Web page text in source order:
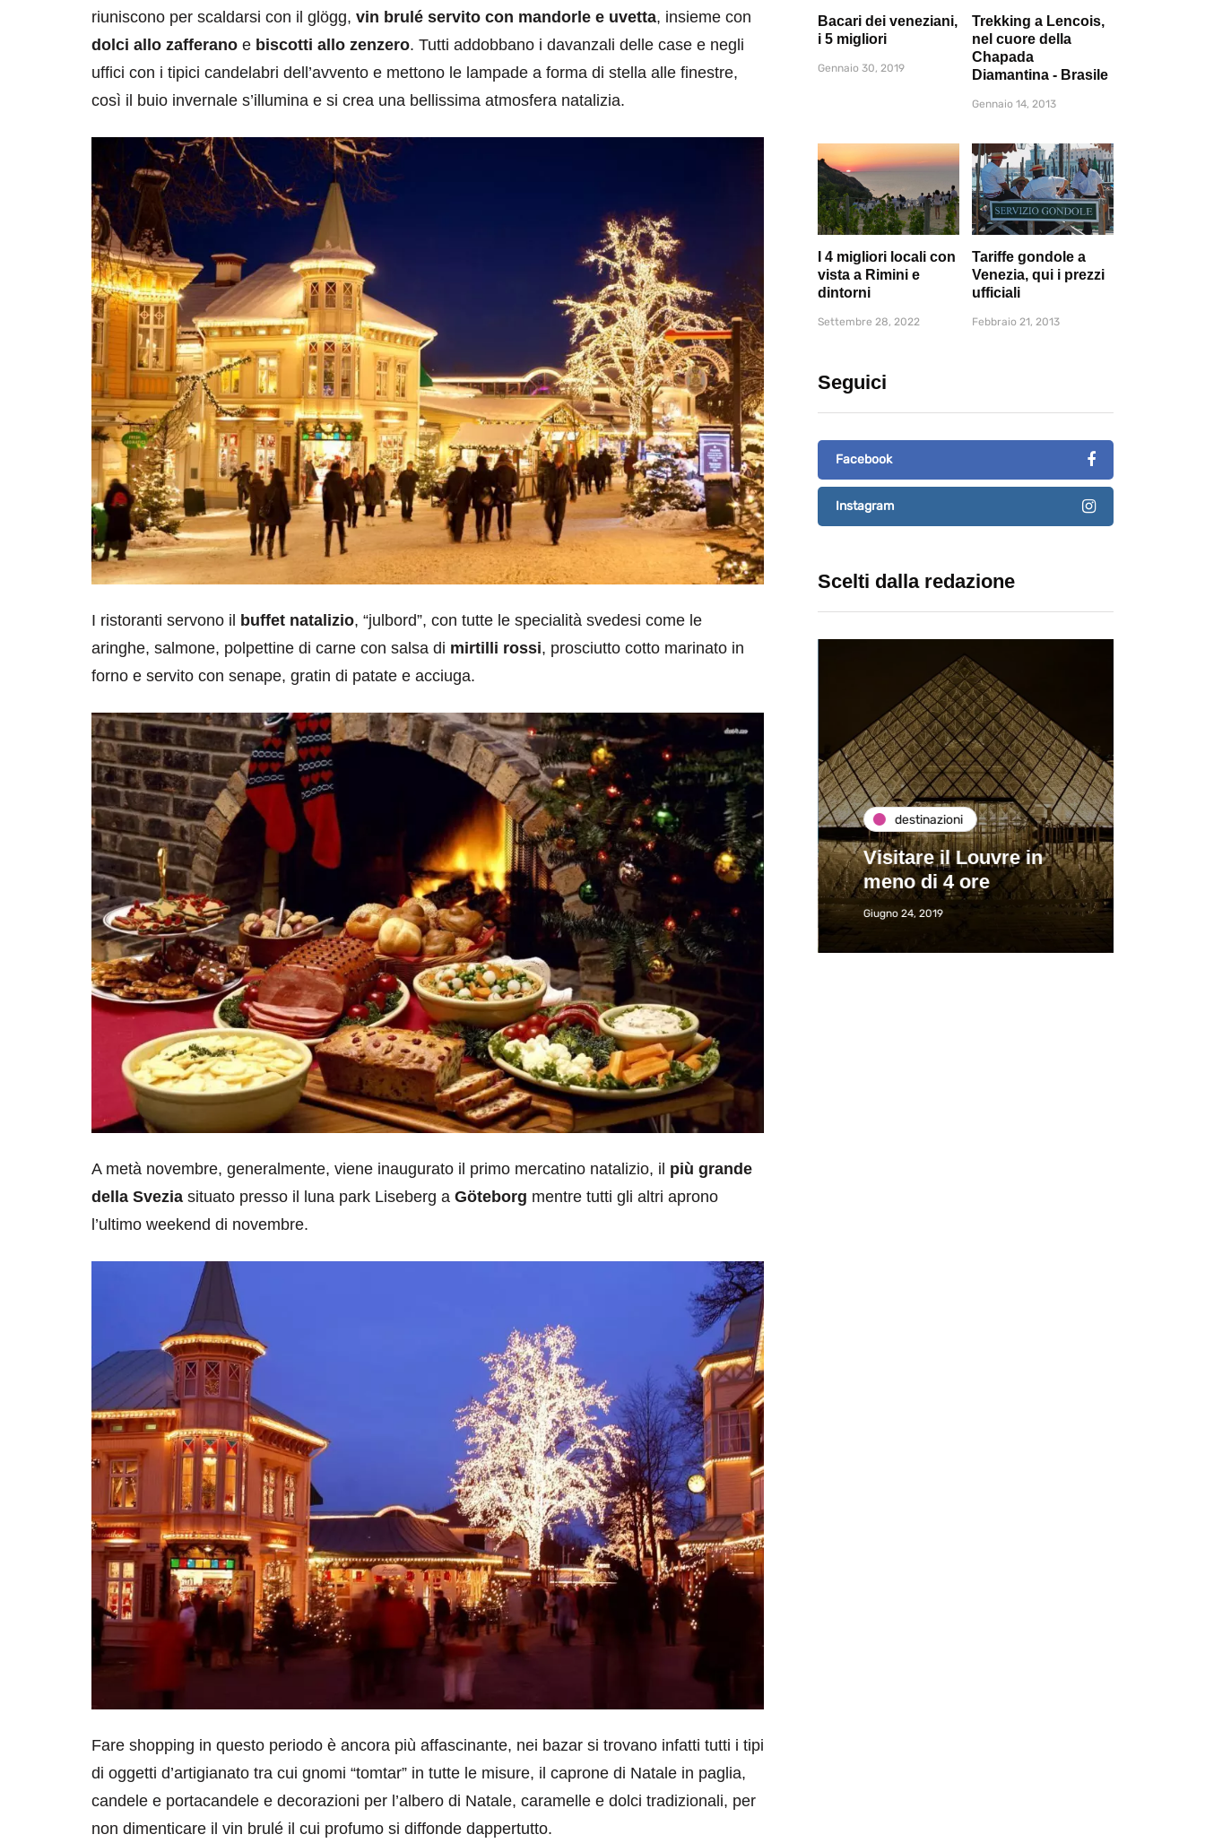
riuniscono per scaldarsi con il glögg, vin brulé servito con mandorle e uvetta, insieme con
dolci allo zafferano e biscotti allo zenzero. Tutti addobbano i davanzali delle case e negli
uffici con i tipici candelabri dell’avvento e mettono le lampade a forma di stella alle finestre,
così il buio invernale s’illumina e si crea una bellissima atmosfera natalizia.
I ristoranti servono il buffet natalizio, “julbord”, con tutte le specialità svedesi come le
aringhe, salmone, polpettine di carne con salsa di mirtilli rossi, prosciutto cotto marinato in
forno e servito con senape, gratin di patate e acciuga.
A metà novembre, generalmente, viene inaugurato il primo mercatino natalizio, il più grande
della Svezia situato presso il luna park Liseberg a Göteborg mentre tutti gli altri aprono
l’ultimo weekend di novembre.
Fare shopping in questo periodo è ancora più affascinante, nei bazar si trovano infatti tutti i tipi
di oggetti d’artigianato tra cui gnomi “tomtar” in tutte le misure, il caprone di Natale in paglia,
candele e portacandele e decorazioni per l’albero di Natale, caramelle e dolci tradizionali, per
non dimenticare il vin brulé il cui profumo si diffonde dappertutto.
Bacari dei veneziani,
i 5 migliori
Gennaio 30, 2019
Trekking a Lencois,
nel cuore della
Chapada
Diamantina - Brasile
Gennaio 14, 2013
I 4 migliori locali con
vista a Rimini e
dintorni
Settembre 28, 2022
Tariffe gondole a
Venezia, qui i prezzi
ufficiali
Febbraio 21, 2013
Seguici
Facebook
Instagram
Scelti dalla redazione
il Louvre in
di 4 ore
destinazioni
Paros e la Grecia di
Immaturi il Viaggio
Giugno 26, 2013
eventi
Eventi di aprile 2026 a
Rimini e dintorni
Marzo 31, 2026
destinazioni
Visitare il Louvre in
meno di 4 ore
Giugno 24, 2019